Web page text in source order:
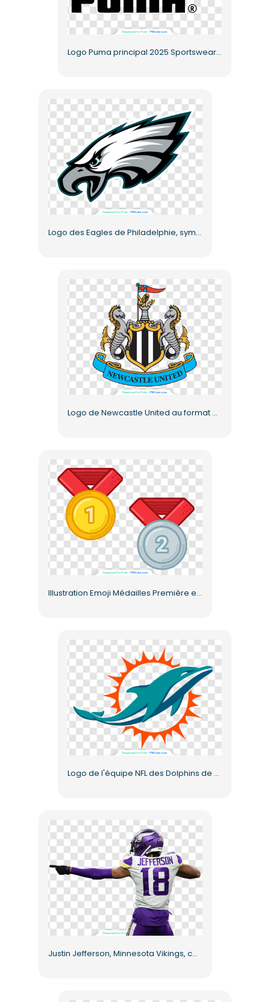
Logo Puma principal 2025 Sportswear (PNG gratuit)
Logo des Eagles de Philadelphie, symbole principal, tête d'aigle, PNG gratuit
Logo de Newcastle United au format PNG gratuit
Illustration Emoji Médailles Première et Deuxième Place PNG Gratuit
Logo de l'équipe NFL des Dolphins de Miami pour les fans (PNG gratuit)
Justin Jefferson, Minnesota Vikings, célèbre son but en PNG gratuit